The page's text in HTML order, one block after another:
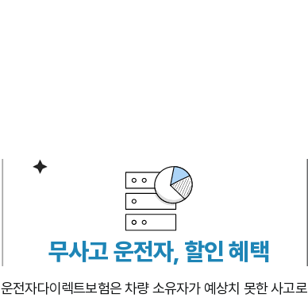
무사고 운전자, 할인 혜택
운전자다이렉트보험은 차량 소유자가 예상치 못한 사고로